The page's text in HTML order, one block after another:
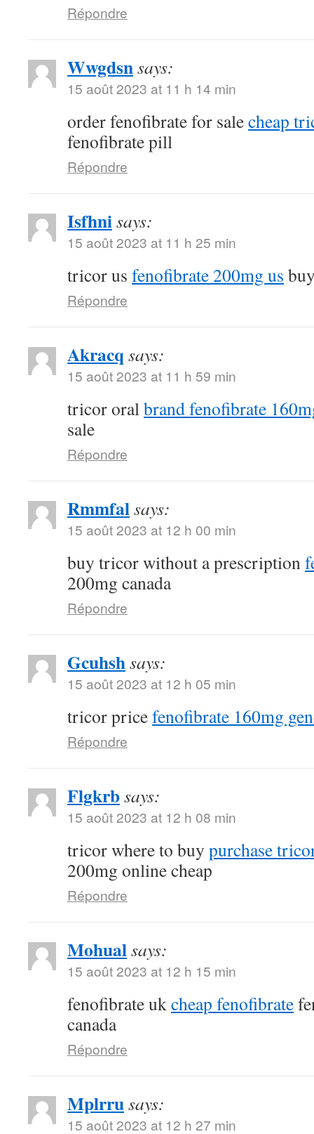
Répondre
Wwgdsnsays:
15 août 2023 at 11 h 14 min
order fenofibrate for salecheap
fenofibrate pill
Répondre
Isfhnisays:
15 août 2023 at 11 h 25 min
tricor us fenofibrate 200mg us
Répondre
Akracq says:
15 août 2023 at 11 h 59 min
tricor oralbrand fenofibrate
sale
Répondre
Rmmfalsays:
15 août 2023 at 12 h 00 min
buy tricor without a prescription
200mg canada
Répondre
Gcuhshsays:
15 août 2023 at 12 h 05 min
tricor pricefenofibrate 160mg
Répondre
Flgkrbsays:
15 août 2023 at 12 h 08 min
tricor where to buy purchase
200mg online cheap
Répondre
Mohualsays:
15 août 2023 at 12 h 15 min
fenofibrate ukcheap fenofibrate
canada
Répondre
Mplrrusays:
15 août 2023 at 12 h 27 min